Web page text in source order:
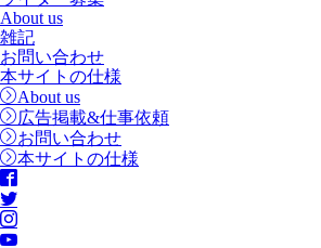
About us
雑記
お問い合わせ
本サイトの仕様
About us
広告掲載&仕事依頼
お問い合わせ
本サイトの仕様